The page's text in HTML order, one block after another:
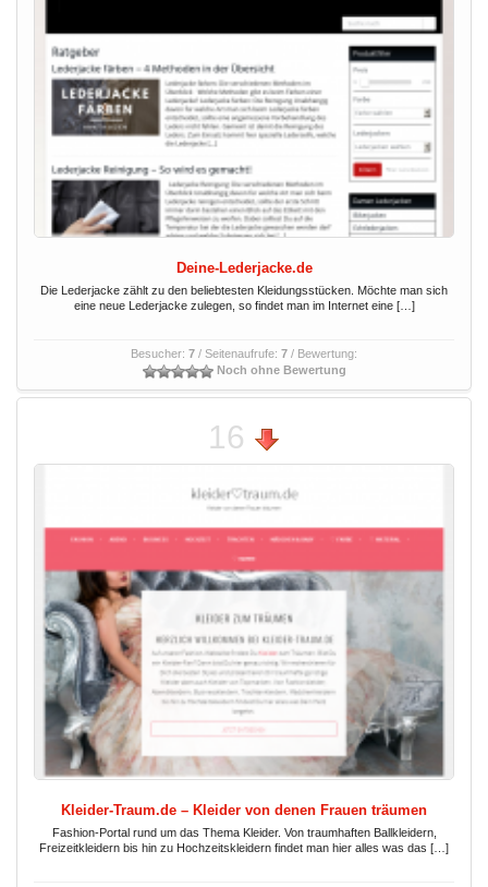
Deine-Lederjacke.de
Die Lederjacke zählt zu den beliebtesten Kleidungsstücken. Möchte man sich
eine neue Lederjacke zulegen, so findet man im Internet eine […]
Besucher: 7 / Seitenaufrufe: 7 / Bewertung:
Noch ohne Bewertung
16
Kleider-Traum.de – Kleider von denen Frauen träumen
Fashion-Portal rund um das Thema Kleider. Von traumhaften Ballkleidern,
Freizeitkleidern bis hin zu Hochzeitskleidern findet man hier alles was das […]